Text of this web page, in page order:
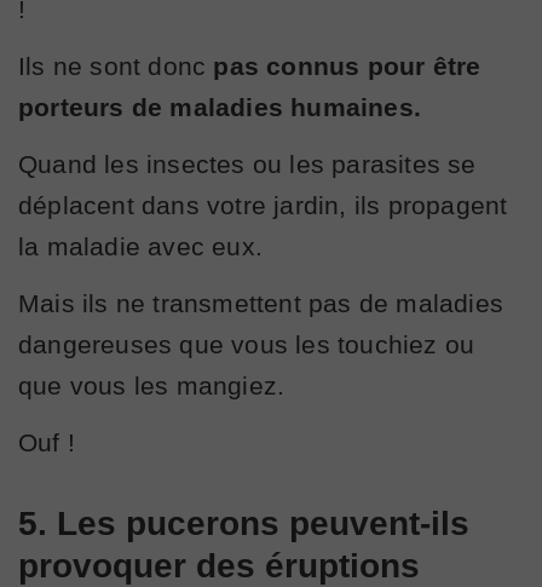
!
Ils ne sont donc pas connus pour être
porteurs de maladies humaines.
Quand les insectes ou les parasites se
déplacent dans votre jardin, ils propagent
la maladie avec eux.
Mais ils ne transmettent pas de maladies
dangereuses que vous les touchiez ou
que vous les mangiez.
Ouf !
5. Les pucerons peuvent-ils
provoquer des éruptions